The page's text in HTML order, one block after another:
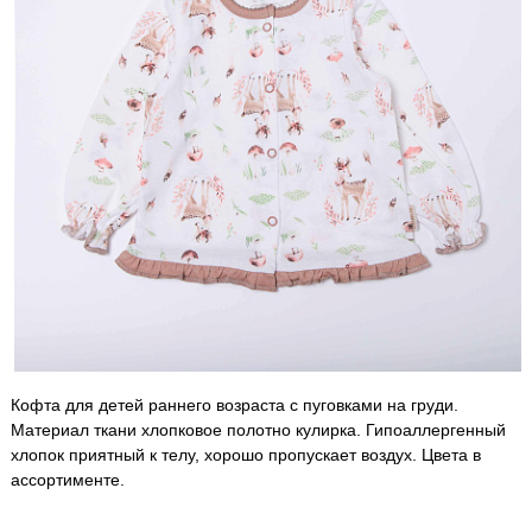
Кофта для детей раннего возраста с пуговками на груди.
Материал ткани хлопковое полотно кулирка. Гипоаллергенный
хлопок приятный к телу, хорошо пропускает воздух. Цвета в
ассортименте.